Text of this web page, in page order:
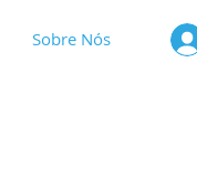
Sobre Nós